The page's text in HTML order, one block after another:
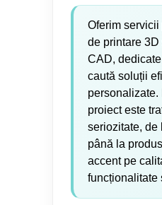
Oferim
de printare
CAD,
caută soluții
personalizate.
proiect este
seriozitate, de
până la
accent pe
funcționalitate